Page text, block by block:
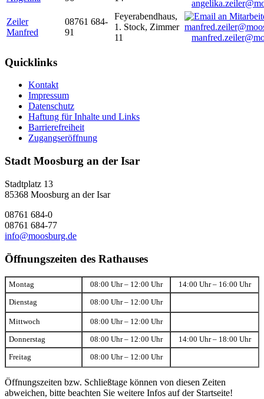
Zeiler
Manfred
08761 684-
91
Feyerabendhaus,
1. Stock, Zimmer
11
Quicklinks
Kontakt
Impressum
Datenschutz
Haftung für Inhalte und Links
Barrierefreiheit
Zugangseröffnung
Stadt Moosburg an der Isar
Stadtplatz 13
85368 Moosburg an der Isar
08761 684-0
08761 684-77
info@moosburg.de
Öffnungszeiten des Rathauses
Montag 08:00 Uhr – 12:00 Uhr 14:00 Uhr – 16:00 Uhr
Dienstag 08:00 Uhr – 12:00 Uhr
Mittwoch 08:00 Uhr – 12:00 Uhr
Donnerstag 08:00 Uhr – 12:00 Uhr 14:00 Uhr – 18:00 Uhr
Freitag 08:00 Uhr – 12:00 Uhr
Öffnungszeiten bzw. Schließtage können von diesen Zeiten
abweichen, bitte beachten Sie weitere Infos auf der Startseite!